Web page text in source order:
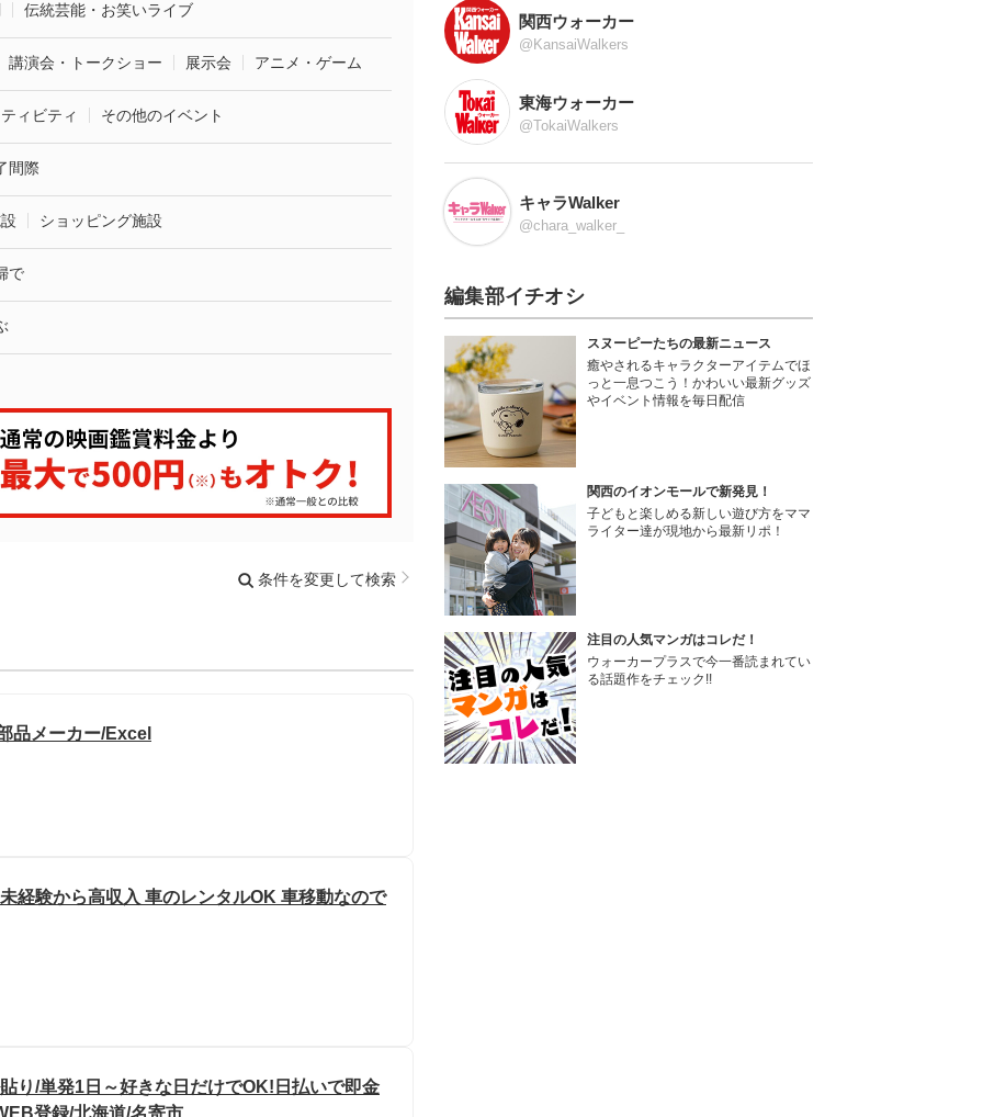
伝統芸能・お笑いライブ
講演会・トークショー 展示会 アニメ・ゲーム
ィビティ その他のイベント
間際
ショッピング施設
で
条件を変更して検索
品メーカー/Excel
経験から高収入 車のレンタルOK 車移動なので
り/単発1日～好きな日だけでOK!日払いで即金
登録/北海道/名寄市
関西ウォーカー
@KansaiWalkers
東海ウォーカー
@TokaiWalkers
キャラWalker
@chara_walker_
編集部イチオシ
スヌーピーたちの最新ニュース
癒やされるキャラクターアイテムでほ
っと一息つこう！かわいい最新グッズ
やイベント情報を毎日配信
関西のイオンモールで新発見！
子どもと楽しめる新しい遊び方をママ
ライター達が現地から最新リポ！
注目の人気マンガはコレだ！
ウォーカープラスで今一番読まれてい
る話題作をチェック!!